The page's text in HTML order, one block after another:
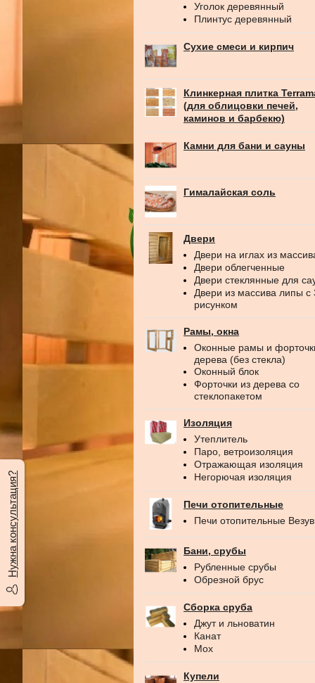
Уголок деревянный
Плинтус деревянный
Сухие смеси и кирпич
Клинкерная плитка
(для облицовки печей,
каминов и барбекю)
Камни для бани и сауны
Гималайская соль
Двери
Двери на иглах из
Двери облегченные
Двери стеклянные для
Двери из массива липы с
рисунком
Рамы, окна
Оконные рамы и
дерева (без стекла)
Оконный блок
Форточки из дерева со
стеклопакетом
Изоляция
Утеплитель
Паро, ветроизоляция
Отражающая изоляция
Негорючая изоляция
Печи отопительные
Печи отопительные
Бани, срубы
Рубленные срубы
Обрезной брус
Сборка сруба
Джут и льноватин
Канат
Мох
Купели
Нужна консультация?